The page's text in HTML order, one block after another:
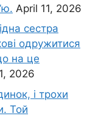
April 11, 2026
сестра
одружитися
на це
2026
і трохи
Той